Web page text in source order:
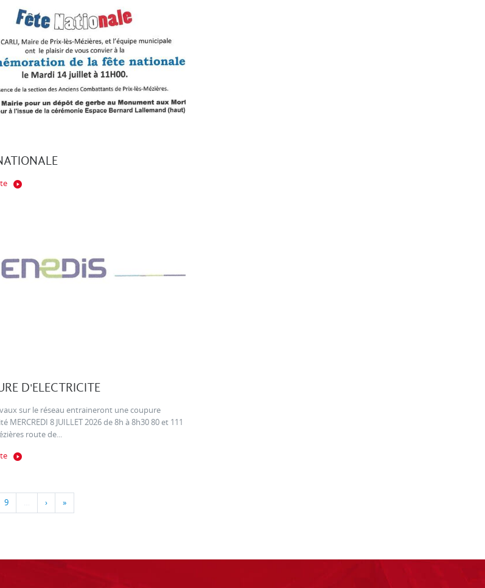
D'ELECTRICITE
sur le réseau entraineront une coupure
MERCREDI 8 JUILLET 2026 de 8h à 8h30 80 et 111
route de...
9 … › »